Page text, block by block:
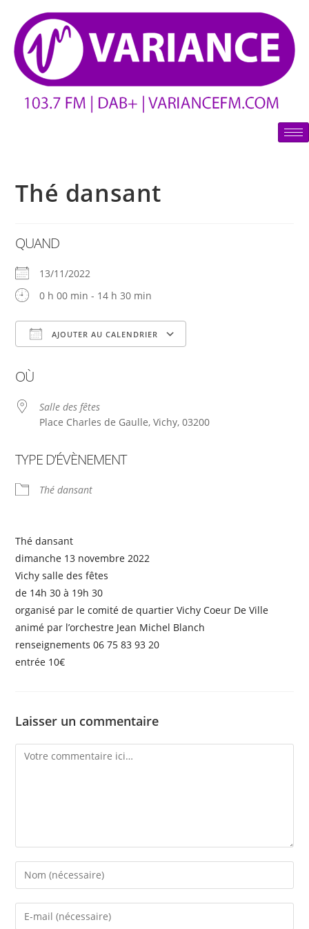
Thé dansant
QUAND
13/11/2022
0 h 00 min - 14 h 30 min
AJOUTER AU CALENDRIER
OÙ
Salle des fêtes
Place Charles de Gaulle, Vichy, 03200
TYPE D’ÉVÈNEMENT
Thé dansant
Thé dansant
dimanche 13 novembre 2022
Vichy salle des fêtes
de 14h 30 à 19h 30
organisé par le comité de quartier Vichy Coeur De Ville
animé par l’orchestre Jean Michel Blanch
renseignements 06 75 83 93 20
entrée 10€
Laisser un commentaire